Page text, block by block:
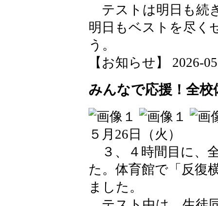
テストは明日も続
明日もベストを尽く
う。
【お知らせ】 2026-
みんなで応援！全校
５月26日（火）
３、４時間目に、
た。体育館で「反復
ました。